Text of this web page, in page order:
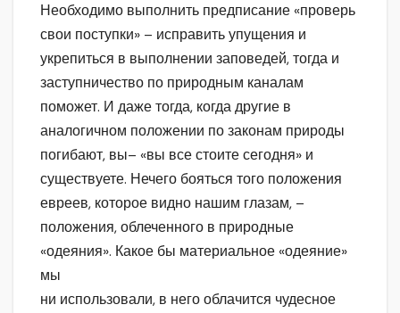
Необходимо выполнить предписание «проверь
свои поступки» – исправить упущения и
укрепиться в выполнении заповедей, тогда и
заступничество по природным каналам
поможет. И даже тогда, когда другие в
аналогичном положении по законам природы
погибают, вы– «вы все стоите сегодня» и
существуете. Нечего бояться того положения
евреев, которое видно нашим глазам, –
положения, облеченного в природные
«одеяния». Какое бы материальное «одеяние»
мы
ни использовали, в него облачится чудесное